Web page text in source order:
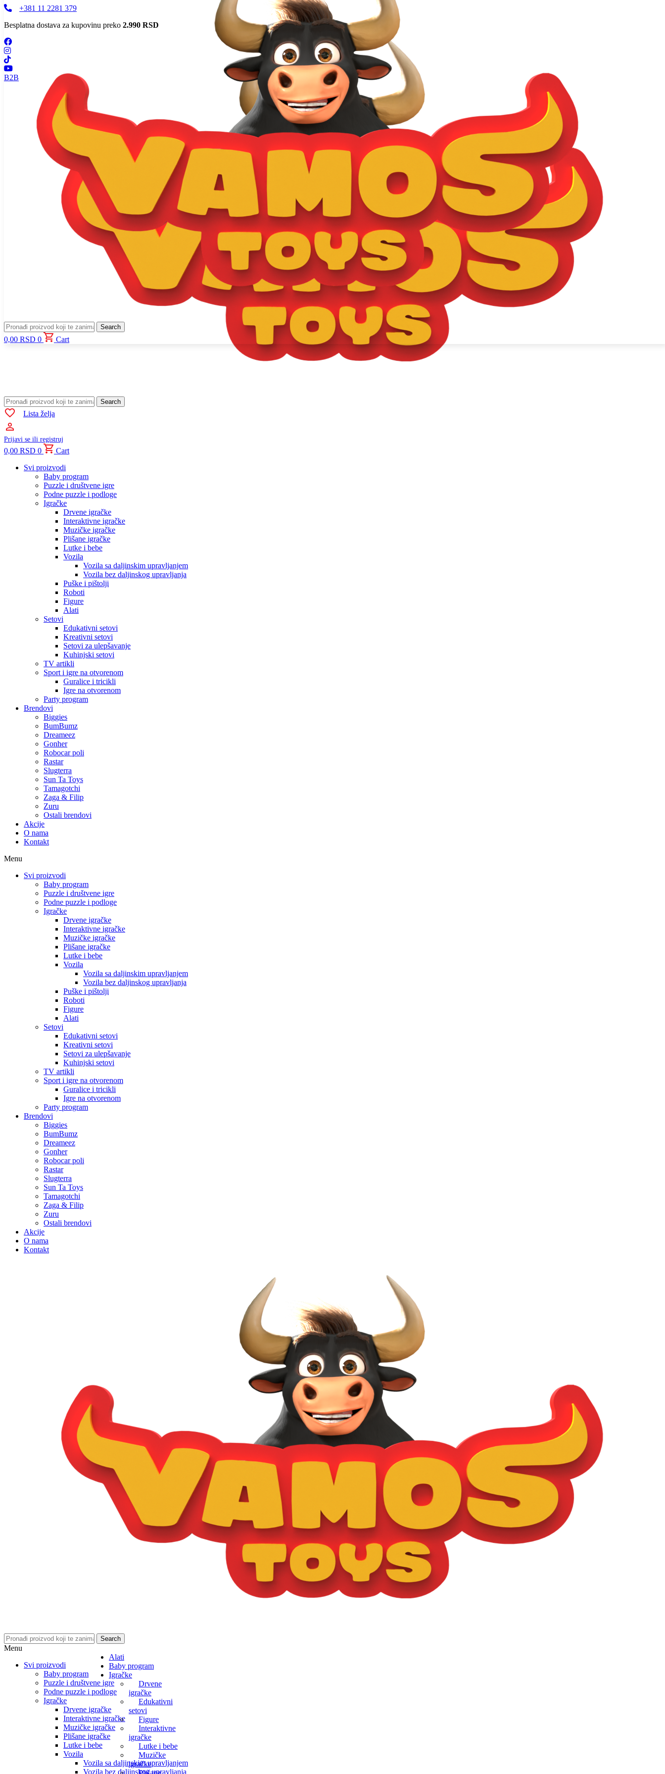
+381 11 2281 379
Besplatna dostava za kupovinu preko 2.990 RSD
B2B
Search
Lista želja
Prijavi se ili registruj
0,00 RSD 0
Cart
Svi proizvodi
Baby program
Puzzle i društvene igre
Podne puzzle i podloge
Igračke
Drvene igračke
Interaktivne igračke
Muzičke igračke
Plišane igračke
Lutke i bebe
Vozila
Vozila sa daljinskim upravljanjem
Vozila bez daljinskog upravljanja
Puške i pištolji
Roboti
Figure
Alati
Setovi
Edukativni setovi
Kreativni setovi
Setovi za ulepšavanje
Kuhinjski setovi
TV artikli
Sport i igre na otvorenom
Guralice i tricikli
Igre na otvorenom
Party program
Brendovi
Biggies
BumBumz
Dreameez
Gonher
Robocar poli
Rastar
Slugterra
Sun Ta Toys
Tamagotchi
Zaga & Filip
Zuru
Ostali brendovi
Akcije
O nama
Kontakt
Menu
Svi proizvodi
Baby program
Puzzle i društvene igre
Podne puzzle i podloge
Igračke
Drvene igračke
Interaktivne igračke
Muzičke igračke
Plišane igračke
Lutke i bebe
Vozila
Vozila sa daljinskim upravljanjem
Vozila bez daljinskog upravljanja
Puške i pištolji
Roboti
Figure
Alati
Setovi
Edukativni setovi
Kreativni setovi
Setovi za ulepšavanje
Kuhinjski setovi
TV artikli
Sport i igre na otvorenom
Guralice i tricikli
Igre na otvorenom
Party program
Brendovi
Biggies
BumBumz
Dreameez
Gonher
Robocar poli
Rastar
Slugterra
Sun Ta Toys
Tamagotchi
Zaga & Filip
Zuru
Ostali brendovi
Akcije
O nama
Kontakt
Alati
Baby program
Igračke
Drvene
igračke
Edukativni
setovi
Figure
Interaktivne
igračke
Lutke i bebe
Muzičke
igračke
Search
Menu
Svi proizvodi
Baby program
Puzzle i društvene igre
Podne puzzle i podloge
Igračke
Drvene igračke
Interaktivne igračke
Muzičke igračke
Plišane igračke
Lutke i bebe
Vozila
Vozila sa daljinskim upravljanjem
Vozila bez daljinskog upravljanja
Search
0,00 RSD 0 Cart